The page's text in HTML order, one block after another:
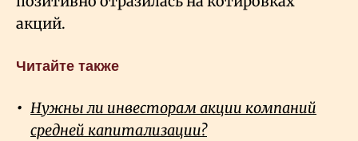
акций.
Читайте также
Нужны ли инвесторам акции компаний
средней капитализации?